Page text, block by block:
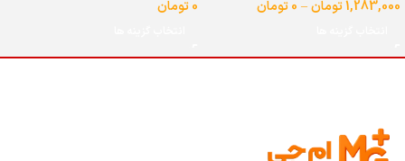
1,283,000تومان–
0تومان
0تومان